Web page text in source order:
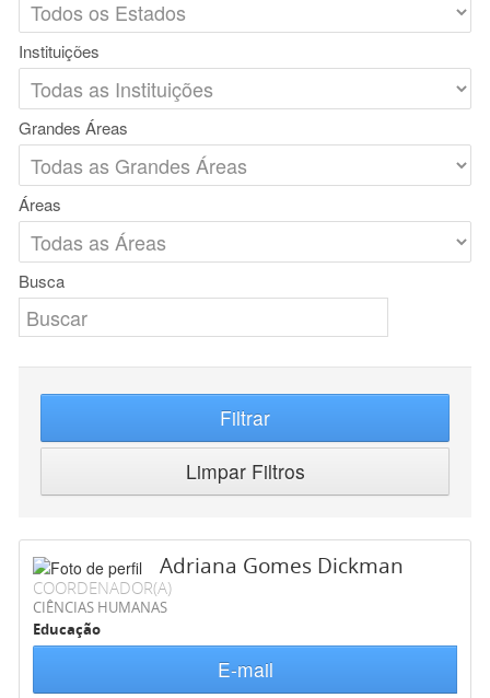
Instituições
Grandes Áreas
Áreas
Busca
Filtrar
Limpar Filtros
Adriana Gomes Dickman
COORDENADOR(A)
CIÊNCIAS HUMANAS
Educação
E-mail